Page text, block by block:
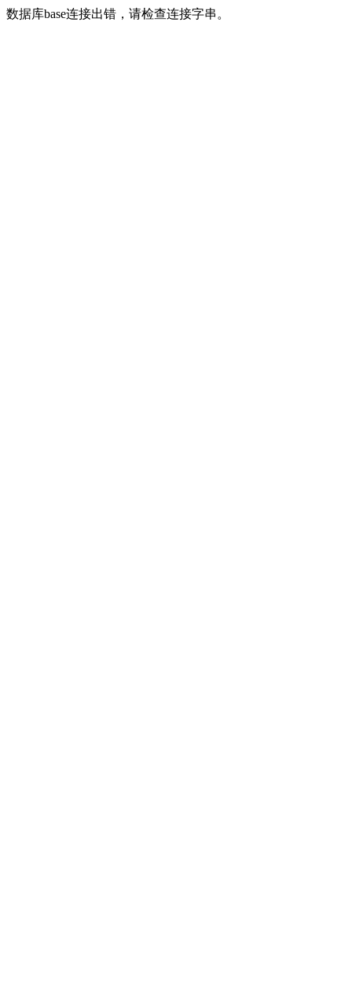
数据库base连接出错，请检查连接字串。